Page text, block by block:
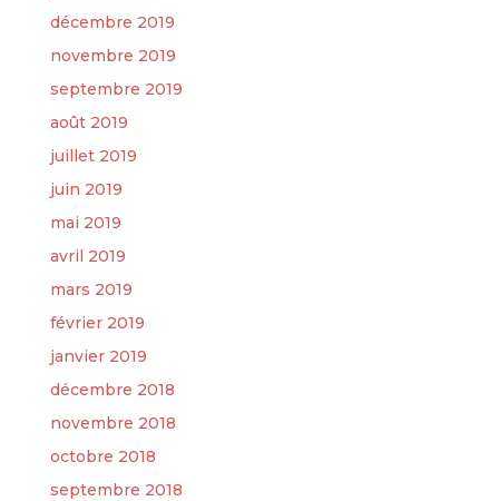
décembre 2019
novembre 2019
septembre 2019
août 2019
juillet 2019
juin 2019
mai 2019
avril 2019
mars 2019
février 2019
janvier 2019
décembre 2018
novembre 2018
octobre 2018
septembre 2018